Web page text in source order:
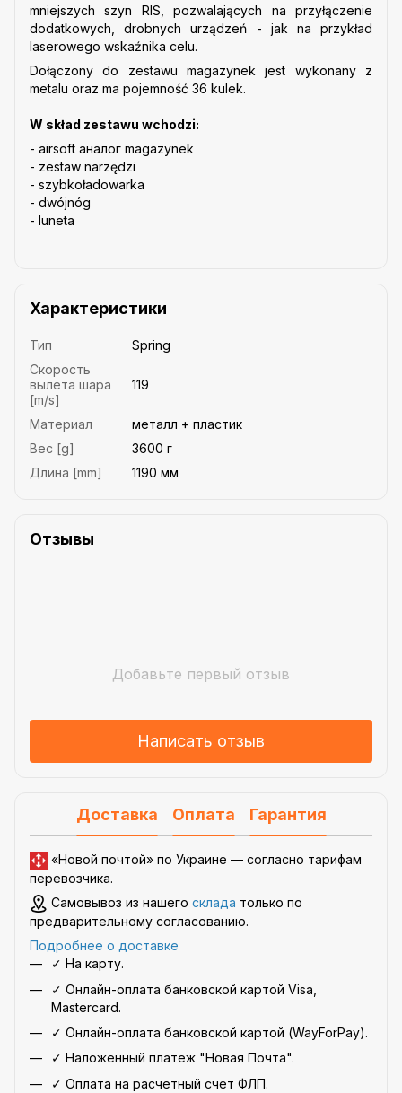
mniejszych szyn RIS, pozwalających na przyłączenie
dodatkowych, drobnych urządzeń - jak na przykład
laserowego wskaźnika celu.
Dołączony do zestawu magazynek jest wykonany z
metalu oraz ma pojemność 36 kulek.
W skład zestawu wchodzi:
- airsoft аналог magazynek
- zestaw narzędzi
- szybkoładowarka
- dwójnóg
- luneta
Характеристики
Тип
Spring
Скорость
вылета шара
[m/s]
119
Материал
металл + пластик
Вес [g]
3600 г
Длина [mm]
1190 мм
Отзывы
Добавьте первый отзыв
Написать отзыв
Доставка Оплата Гарантия
«Новой почтой» по Украине — согласно тарифам
перевозчика.
Самовывоз из нашего склада только по
предварительному согласованию.
Подробнее о доставке
✓ На карту.
✓ Онлайн-оплата банковской картой Visa,
Mastercard.
✓ Онлайн-оплата банковской картой (WayForPay).
✓ Наложенный платеж "Новая Почта".
✓ Оплата на расчетный счет ФЛП.